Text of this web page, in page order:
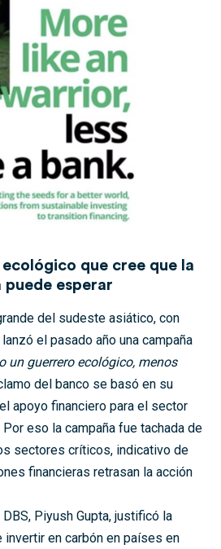
ecológico que cree que la
puede esperar
del sudeste asiático, con
el pasado año una campaña
un guerrero ecológico, menos
del banco se basó en su
apoyo financiero para el sector
eso la campaña fue tachada de
sectores críticos, indicativo de
financieras retrasan la acción
Piyush Gupta, justificó la
en carbón en países en